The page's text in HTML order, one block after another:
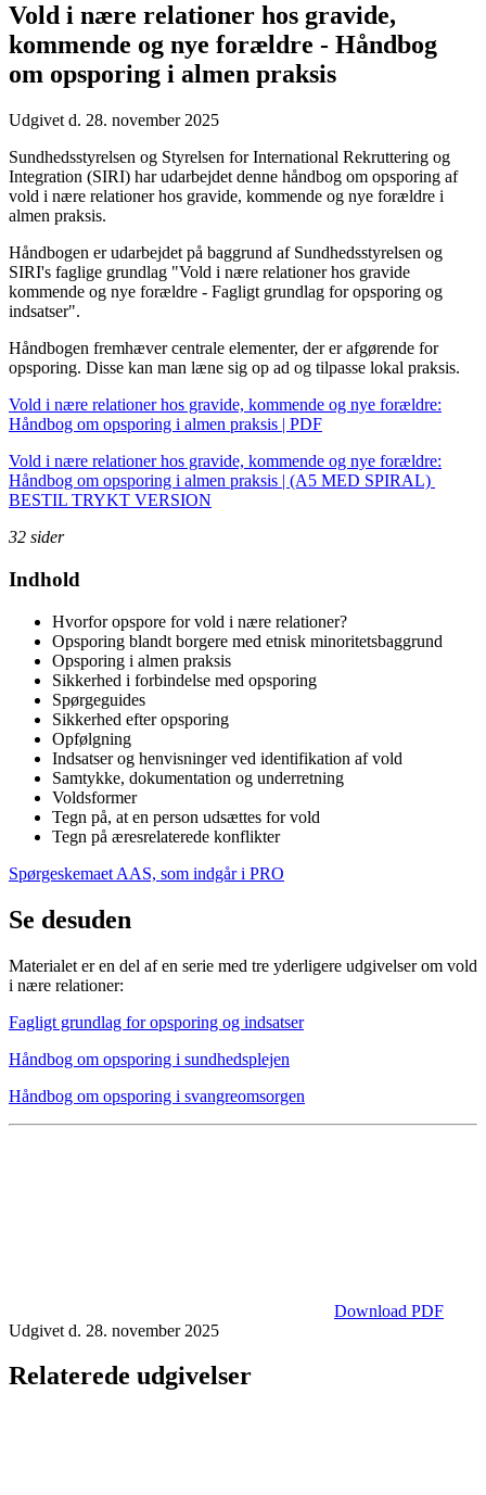
Vold i nære relationer hos gravide,
kommende og nye forældre - Håndbog
om opsporing i almen praksis
Udgivet d. 28. november 2025
Sundhedsstyrelsen og Styrelsen for International Rekruttering og
Integration (SIRI) har udarbejdet denne håndbog om opsporing af
vold i nære relationer hos gravide, kommende og nye forældre i
almen praksis.
Håndbogen er udarbejdet på baggrund af Sundhedsstyrelsen og
SIRI's faglige grundlag "Vold i nære relationer hos gravide
kommende og nye forældre - Fagligt grundlag for opsporing og
indsatser".
Håndbogen fremhæver centrale elementer, der er afgørende for
opsporing. Disse kan man læne sig op ad og tilpasse lokal praksis.
Vold i nære relationer hos gravide, kommende og nye forældre:
Håndbog om opsporing i almen praksis | PDF
Vold i nære relationer hos gravide, kommende og nye forældre:
Håndbog om opsporing i almen praksis | (A5 MED SPIRAL)
BESTIL TRYKT VERSION
32 sider
Indhold
Hvorfor opspore for vold i nære relationer?
Opsporing blandt borgere med etnisk minoritetsbaggrund
Opsporing i almen praksis
Sikkerhed i forbindelse med opsporing
Spørgeguides
Sikkerhed efter opsporing
Opfølgning
Indsatser og henvisninger ved identifikation af vold
Samtykke, dokumentation og underretning
Voldsformer
Tegn på, at en person udsættes for vold
Tegn på æresrelaterede konflikter
Spørgeskemaet AAS, som indgår i PRO
Se desuden
Materialet er en del af en serie med tre yderligere udgivelser om vold
i nære relationer:
Fagligt grundlag for opsporing og indsatser
Håndbog om opsporing i sundhedsplejen
Håndbog om opsporing i svangreomsorgen
Download PDF
Udgivet d. 28. november 2025
Relaterede udgivelser